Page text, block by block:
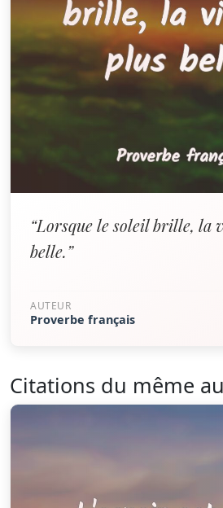
“Lorsque le soleil brille, la
belle.”
AUTEUR
Proverbe français
Citations du même